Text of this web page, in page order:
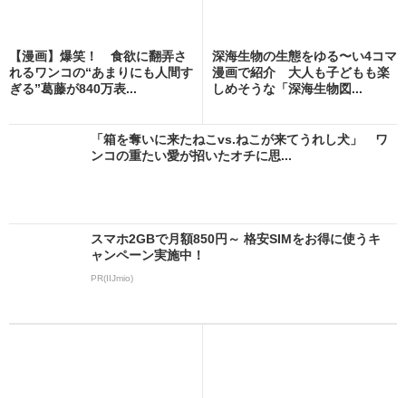
【漫画】爆笑！ 食欲に翻弄さ
れるワンコの“あまりにも人間す
ぎる”葛藤が840万表...
深海生物の生態をゆる〜い4コマ
漫画で紹介 大人も子どもも楽
しめそうな「深海生物図...
「箱を奪いに来たねこvs.ねこが来てうれし犬」 ワ
ンコの重たい愛が招いたオチに思...
スマホ2GBで月額850円～ 格安SIMをお得に使うキ
ャンペーン実施中！
PR(IIJmio)